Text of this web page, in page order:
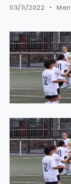
03/11/2022